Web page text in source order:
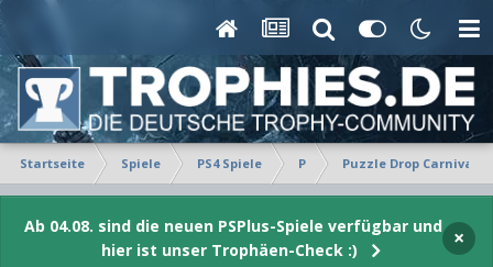
Startseite Spiele PS4 Spiele P Puzzle Drop Carnival
Ab 04.08. sind die neuen PSPlus-Spiele verfügbar und
hier ist unser Trophäen-Check :)
×